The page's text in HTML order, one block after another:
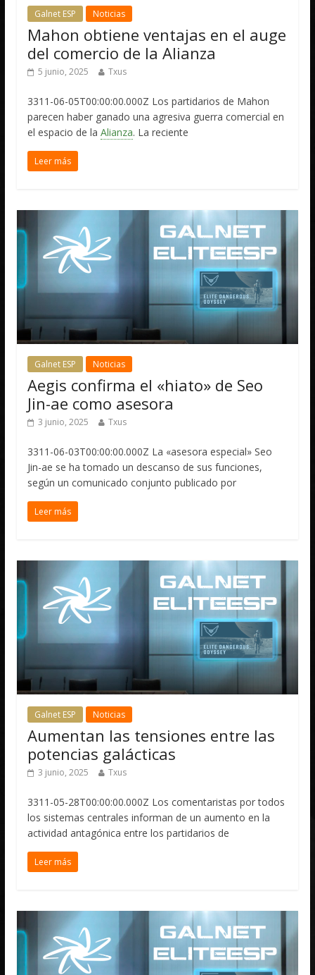
Galnet ESP Noticias
Mahon obtiene ventajas en el auge
del comercio de la Alianza
5 junio, 2025 Txus
3311-06-05T00:00:00.000Z Los partidarios de Mahon
parecen haber ganado una agresiva guerra comercial en
el espacio de laAlianza. La reciente
Leer más
Galnet ESP Noticias
Aegis confirma el «hiato» de Seo
Jin-ae como asesora
3 junio, 2025 Txus
3311-06-03T00:00:00.000Z La «asesora especial» Seo
Jin-ae se ha tomado un descanso de sus funciones,
según un comunicado conjunto publicado por
Leer más
Galnet ESP Noticias
Aumentan las tensiones entre las
potencias galácticas
3 junio, 2025 Txus
3311-05-28T00:00:00.000Z Los comentaristas por todos
los sistemas centrales informan de un aumento en la
actividad antagónica entre los partidarios de
Leer más